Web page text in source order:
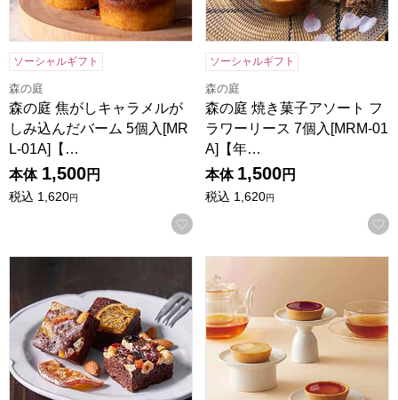
ソーシャルギフト
森の庭
森の庭 焦がしキャラメルが
しみ込んだバーム 5個入[MR
L-01A]【…
本体 1,500円
税込 1,620円
お気に入りに登録する
ソーシャルギフト
森の庭
森の庭 焼き菓子アソート フ
ラワーリース 7個入[MRM-01
A]【年…
本体 1,500円
税込 1,620円